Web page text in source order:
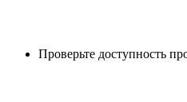
Проверьте доступность